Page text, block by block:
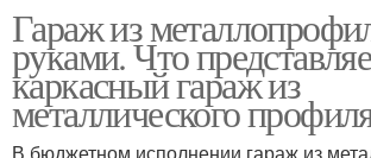
Гараж из
руками. Что
каркасный гараж из
металлического